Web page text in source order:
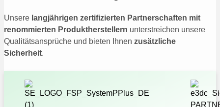
Unsere langjährigen zertifizierten Partnerschaften mit
renommierten Produktherstellern unterstreichen unsere
Qualitätsansprüche und bieten Ihnen zusätzliche
Sicherheit.